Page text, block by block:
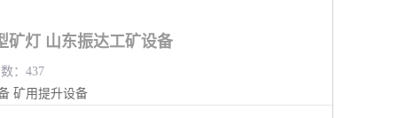
灯 山东振达工矿设备
：437
矿用提升设备